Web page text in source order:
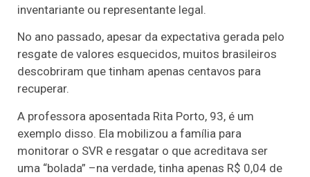
inventariante ou representante legal.
No ano passado, apesar da expectativa gerada pelo
resgate de valores esquecidos, muitos brasileiros
descobriram que tinham apenas centavos para
recuperar.
A professora aposentada Rita Porto, 93, é um
exemplo disso. Ela mobilizou a família para
monitorar o SVR e resgatar o que acreditava ser
uma “bolada” –na verdade, tinha apenas R$ 0,04 de